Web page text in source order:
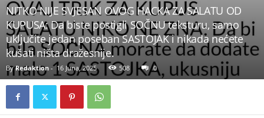
NITKO NIJE SVJESAN OVOG HACKA ZA SALATU OD
KUPUSA: Da biste postigli SOČNU teksturu, samo
uključite jedan poseban SASTOJAK i nikada nećete
kušati ništa dražesnije.
By Redaktion - 16 Juna, 2025 508 0